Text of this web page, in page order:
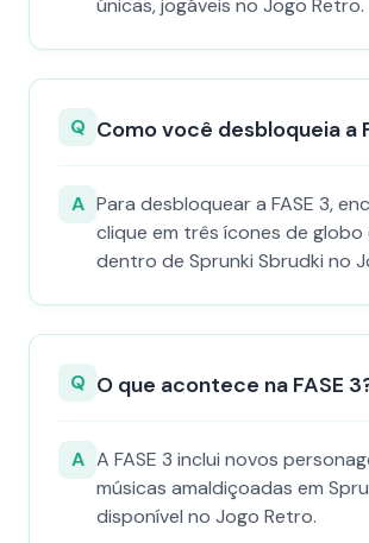
únicas, jogáveis no Jogo Retro.
Q Como você desbloqueia a
A Para desbloquear a FASE 3,
clique em três ícones de globo
dentro de Sprunki Sbrudki no
Q O que acontece na FASE
A A FASE 3 inclui novos
músicas amaldiçoadas em
disponível no Jogo Retro.